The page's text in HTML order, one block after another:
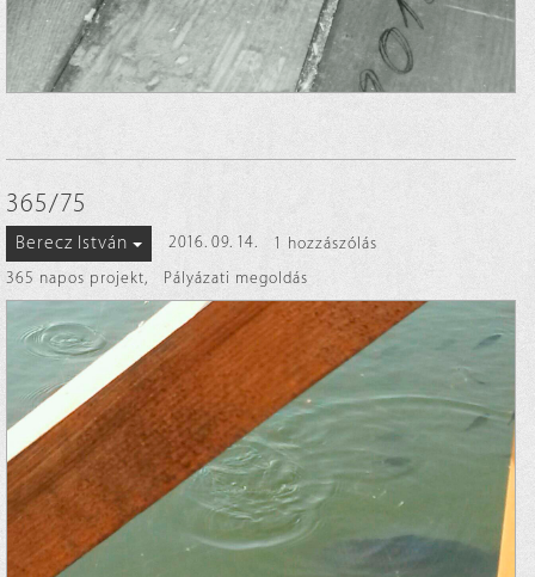
365/75
Berecz István 2016. 09. 14.
1 hozzászólás
365 napos projekt, Pályázati megoldás